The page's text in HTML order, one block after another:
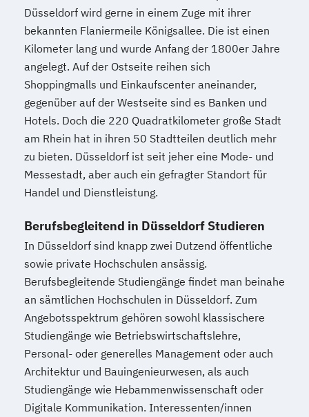
Düsseldorf wird gerne in einem Zuge mit ihrer
bekannten Flaniermeile Königsallee. Die ist einen
Kilometer lang und wurde Anfang der 1800er Jahre
angelegt. Auf der Ostseite reihen sich
Shoppingmalls und Einkaufscenter aneinander,
gegenüber auf der Westseite sind es Banken und
Hotels. Doch die 220 Quadratkilometer große Stadt
am Rhein hat in ihren 50 Stadtteilen deutlich mehr
zu bieten. Düsseldorf ist seit jeher eine Mode- und
Messestadt, aber auch ein gefragter Standort für
Handel und Dienstleistung.
Berufsbegleitend in Düsseldorf Studieren
In Düsseldorf sind knapp zwei Dutzend öffentliche
sowie private Hochschulen ansässig.
Berufsbegleitende Studiengänge findet man beinahe
an sämtlichen Hochschulen in Düsseldorf. Zum
Angebotsspektrum gehören sowohl klassischere
Studiengänge wie Betriebswirtschaftslehre,
Personal- oder generelles Management oder auch
Architektur und Bauingenieurwesen, als auch
Studiengänge wie Hebammenwissenschaft oder
Digitale Kommunikation. Interessenten/innen